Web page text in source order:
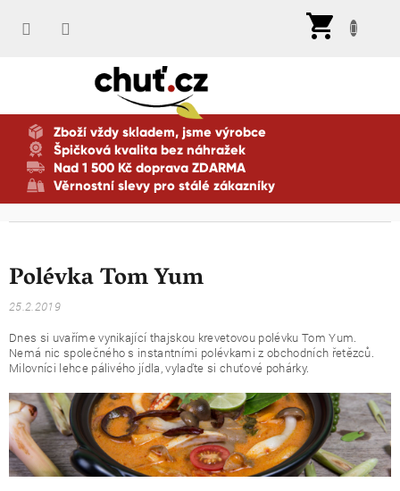
Zboží vždy skladem, jsme výrobce
Špičková kvalita bez náhražek
Nad 1 500 Kč doprava ZDARMA
Věrnostní slevy pro stálé zákazníky
Polévka Tom Yum
25.2.2019
Dnes si uvaříme vynikající thajskou krevetovou polévku Tom Yum.
Nemá nic společného s instantními polévkami z obchodních řetězců.
Milovníci lehce pálivého jídla, vylaďte si chuťové pohárky.